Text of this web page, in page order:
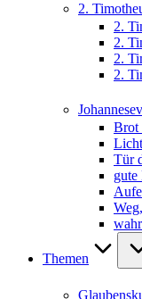
2.
2.
2.
2.
2.
Brot
Tür
gute
Themen